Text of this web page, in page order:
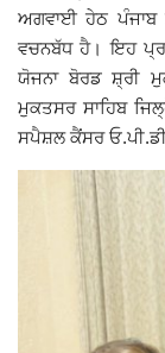
Railway Time
Lambi
Life & Style
Important
ਅਗਵਾਈ ਹੇਠ ਪੰਜਾਬ
ਵਚਨਬੱਧ ਹੈ। ਇਹ
ਯੋਜਨਾ ਬੋਰਡ ਸ਼੍ਰੀ
ਮੁਕਤਸਰ ਸਾਹਿਬ
ਸਪੈਸ਼ਲ ਕੈਂਸਰ